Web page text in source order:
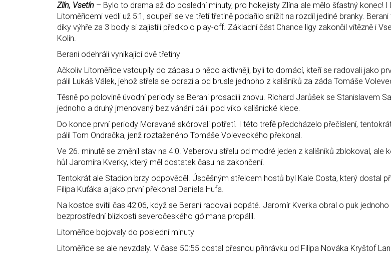
Zlín, Vsetín – Bylo to drama až do poslední minuty, pro hokejisty Zlína ale mělo šťastný konec! I
Litoměřicemi vedli už 5:1, soupeři se ve třetí třetině podařilo snížit na rozdíl jediné branky.
díky výhře za 3 body si zajistili předkolo play-off. Základní část Chance ligy zakončil vítězně i
Kolín.
Berani odehráli vynikající dvě třetiny
Ačkoliv Litoměřice vstoupily do zápasu o něco aktivněji, byli to domácí, kteří se radovali jako
pálil Lukáš Válek, jehož střela se odrazila od brusle jednoho z kališníků za záda Tomáše
Těsně po polovině úvodní periody se Berani prosadili znovu. Richard Jarůšek se Stanislavem
jednoho a druhý jmenovaný bez váhání pálil pod víko kališnické klece.
Do konce první periody Moravané skórovali potřetí. I této trefě předcházelo přečíslení,
pálil Tom Ondračka, jenž roztaženého Tomáše Voleveckého překonal.
Ve 26. minutě se změnil stav na 4:0. Veberovu střelu od modré jeden z kališníků zblokoval, ale
hůl Jaromíra Kverky, který měl dostatek času na zakončení.
Tentokrát ale Stadion brzy odpověděl. Úspěšným střelcem hostů byl Kale Costa, který dostal
Filipa Kuťáka a jako první překonal Daniela Hufa.
Na kostce svítil čas 42:06, když se Berani radovali popáté. Jaromír Kverka obral o puk
bezprostřední blízkosti severočeského gólmana propálil.
Litoměřice bojovaly do poslední minuty
Litoměřice se ale nevzdaly. V čase 50:55 dostal přesnou přihrávku od Filipa Nováka Kryštof